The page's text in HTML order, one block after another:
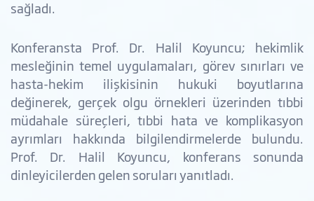
sağladı.
Konferansta Prof. Dr. Halil Koyuncu; hekimlik
mesleğinin temel uygulamaları, görev sınırları ve
hasta-hekim ilişkisinin hukuki boyutlarına
değinerek, gerçek olgu örnekleri üzerinden tıbbi
müdahale süreçleri, tıbbi hata ve komplikasyon
ayrımları hakkında bilgilendirmelerde bulundu.
Prof. Dr. Halil Koyuncu, konferans sonunda
dinleyicilerden gelen soruları yanıtladı.